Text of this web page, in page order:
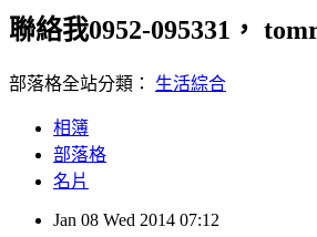
聯絡我0952-095331，
部落格全站分類： 生活綜合
相簿
部落格
名片
Jan 08 Wed 2014 07:12